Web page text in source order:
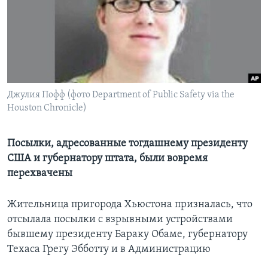
Языки
Джулия Пофф (фото Department of Public Safety via the
Houston Chronicle)
Посылки, адресованные тогдашнему президенту
США и губернатору штата, были вовремя
перехвачены
Жительница пригорода Хьюстона призналась, что
отсылала посылки с взрывными устройствами
бывшему президенту Бараку Обаме, губернатору
Техаса Грегу Эбботту и в Администрацию